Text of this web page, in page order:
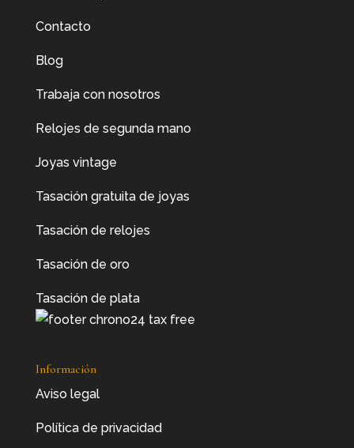
Contacto
Blog
Trabaja con nosotros
Relojes de segunda mano
Joyas vintage
Tasación gratuita de joyas
Tasación de relojes
Tasación de oro
Tasación de plata
Información
Aviso legal
Política de privacidad